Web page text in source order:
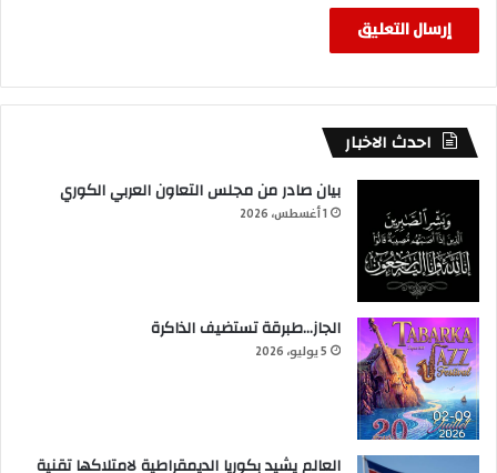
احدث الاخبار
بيان صادر من مجلس التعاون العربي الكوري
1 أغسطس، 2026
الجاز…طبرقة تستضيف الذاكرة
5 يوليو، 2026
العالم يشيد بكوريا الديمقراطية لامتلاكها تقنية